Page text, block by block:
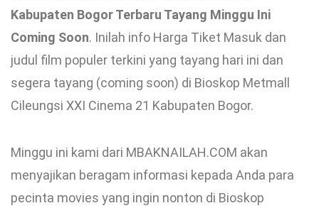
Kabupaten Bogor Terbaru Tayang Minggu Ini
Coming Soon. Inilah info Harga Tiket Masuk dan
judul film populer terkini yang tayang hari ini dan
segera tayang (coming soon) di Bioskop Metmall
Cileungsi XXI Cinema 21 Kabupaten Bogor.
Minggu ini kami dari MBAKNAILAH.COM akan
menyajikan beragam informasi kepada Anda para
pecinta movies yang ingin nonton di Bioskop